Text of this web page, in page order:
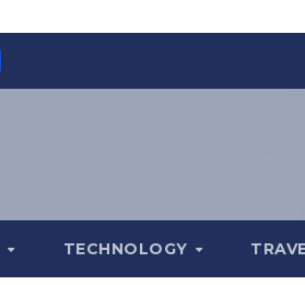
TECHNOLOGY